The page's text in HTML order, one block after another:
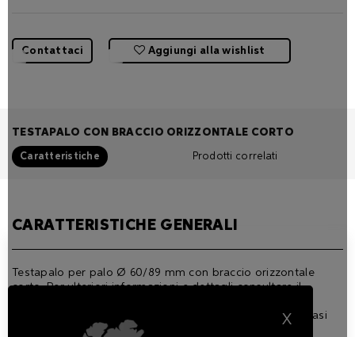
Contattaci Aggiungi alla wishlist
TESTAPALO CON BRACCIO ORIZZONTALE CORTO
Caratteristiche Prodotti correlati
CARATTERISTICHE GENERALI
Testapalo per palo Ø 60/89 mm con braccio orizzontale
corto. Per ulteriori informazioni e dettagli consultare il
Disponibile in 3 finiture standard e, su richiesta, in qualsiasi
X